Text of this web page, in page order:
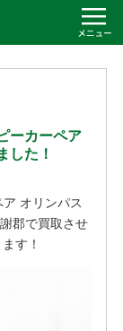
ーカーペア
した！
オリンパス
郡で買取させ
す！